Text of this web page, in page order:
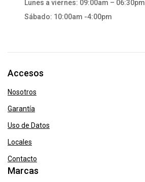
Lunes a viernes: 09:00am – 06:30pm
Sábado: 10:00am -4:00pm
Accesos
Nosotros
Garantía
Uso de Datos
Locales
Contacto
Marcas